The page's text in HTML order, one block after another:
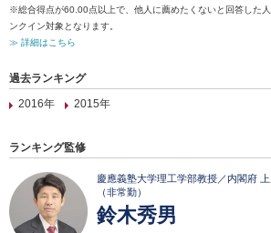
※総合得点が60.00点以上で、他人に薦めたくないと回答した
ンクイン対象となります。
≫ 詳細はこちら
過去ランキング
2016年
2015年
ランキング監修
慶應義塾大学理工学部教授／内閣府
（非常勤）
鈴木秀男